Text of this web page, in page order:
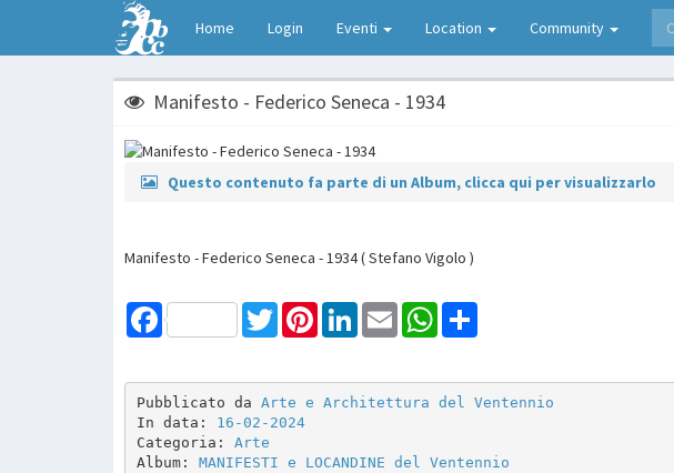
Home Login Eventi Location Community
Manifesto - Federico Seneca - 1934
Questo contenuto fa parte di un Album, clicca qui per visualizzarlo
Manifesto - Federico Seneca - 1934 ( Stefano Vigolo )
Facebook TwitterPinterestLinkedInEmail WhatsApp
Pubblicato da Arte e Architettura del Ventennio
In data: 16-02-2024
Categoria: Arte
Album: MANIFESTI e LOCANDINE del Ventennio